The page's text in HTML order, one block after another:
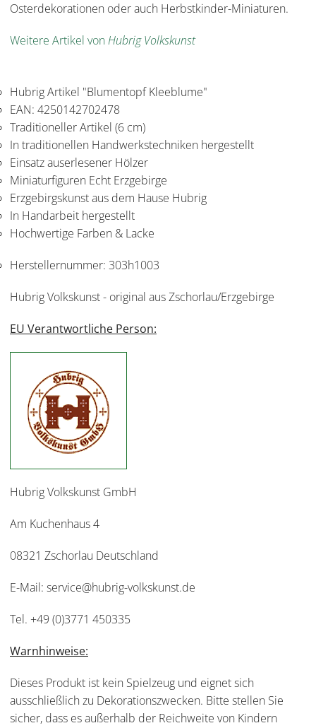
Osterdekorationen oder auch Herbstkinder-Miniaturen.
Weitere Artikel vonHubrig Volkskunst
Hubrig Artikel "Blumentopf Kleeblume"
EAN: 4250142702478
Traditioneller Artikel (6 cm)
In traditionellen Handwerkstechniken hergestellt
Einsatz auserlesener Hölzer
Miniaturfiguren Echt Erzgebirge
Erzgebirgskunst aus dem Hause Hubrig
In Handarbeit hergestellt
Hochwertige Farben & Lacke
Herstellernummer: 303h1003
Hubrig Volkskunst - original aus Zschorlau/Erzgebirge
EU Verantwortliche Person:
Hubrig Volkskunst GmbH
Am Kuchenhaus 4
08321 Zschorlau Deutschland
E-Mail: service@hubrig-volkskunst.de
Tel. +49 (0)3771 450335
Warnhinweise:
Dieses Produkt ist kein Spielzeug und eignet sich
ausschließlich zu Dekorationszwecken. Bitte stellen Sie
sicher, dass es außerhalb der Reichweite von Kindern